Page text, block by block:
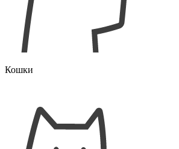
Кошки